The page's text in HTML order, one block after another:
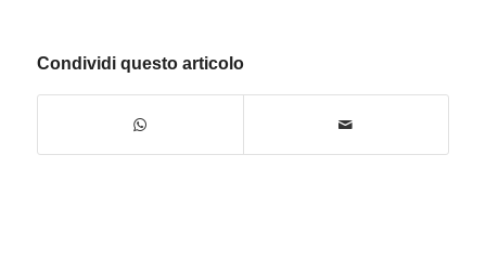
Condividi questo articolo